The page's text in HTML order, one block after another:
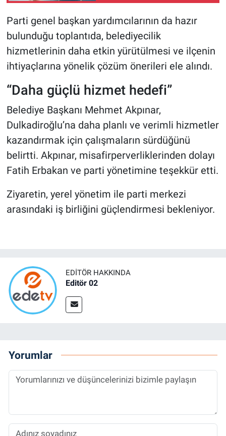
Parti genel başkan yardımcılarının da hazır
bulunduğu toplantıda, belediyecilik
hizmetlerinin daha etkin yürütülmesi ve ilçenin
ihtiyaçlarına yönelik çözüm önerileri ele alındı.
“Daha güçlü hizmet hedefi”
Belediye Başkanı Mehmet Akpınar,
Dulkadiroğlu’na daha planlı ve verimli hizmetler
kazandırmak için çalışmaların sürdüğünü
belirtti. Akpınar, misafirperverliklerinden dolayı
Fatih Erbakan ve parti yönetimine teşekkür etti.
Ziyaretin, yerel yönetim ile parti merkezi
arasındaki iş birliğini güçlendirmesi bekleniyor.
EDITÖR HAKKINDA
Editör 02
Yorumlar